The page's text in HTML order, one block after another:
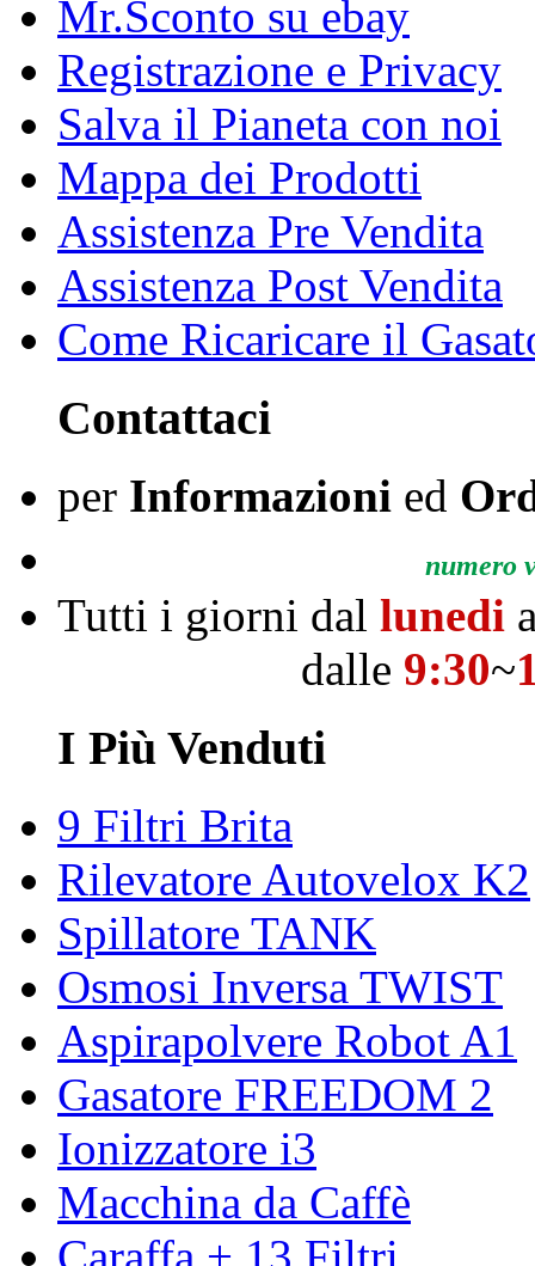
Mr.Sconto su ebay
Registrazione e Privacy
Salva il Pianeta con noi
Mappa dei Prodotti
Assistenza Pre Vendita
Assistenza Post Vendita
Come Ricaricare il
Contattaci
per Informazioni ed
numero
Tutti i giorni dal lunedi
dalle 9:30~
I Più Venduti
9 Filtri Brita
Rilevatore Autovelox K2
Spillatore TANK
Osmosi Inversa TWIST
Aspirapolvere Robot A1
Gasatore FREEDOM 2
Ionizzatore i3
Macchina da Caffè
Caraffa + 13 Filtri